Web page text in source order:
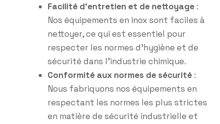
Facilité d’entretien et de nettoyage:
Nos équipements en inox sont faciles à
nettoyer, ce qui est essentiel pour
respecter les normes d’hygiène et de
sécurité dans l’industrie chimique.
Conformité aux normes de sécurité:
Nous fabriquons nos équipements en
respectant les normes les plus strictes
en matière de sécurité industrielle et